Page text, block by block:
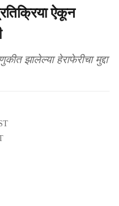
ऐकून
झालेल्या हेराफेरीचा मुद्दा